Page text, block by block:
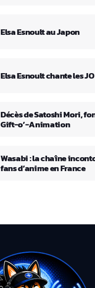
Elsa Esnoult au Japon
Elsa Esnoult chante les
Décès de Satoshi Mori,
Gift-o’-Animation
Wasabi : la chaîne
fans d’anime en France